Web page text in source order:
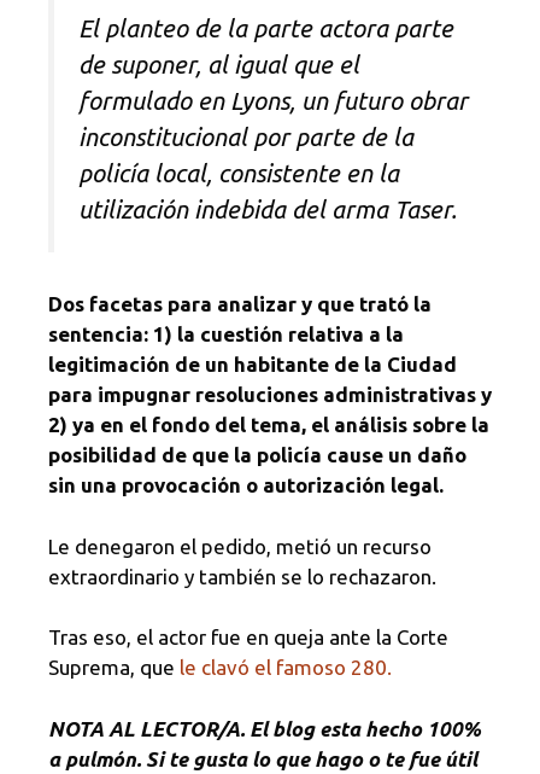
El planteo de la parte actora parte
de suponer, al igual que el
formulado en Lyons, un futuro obrar
inconstitucional por parte de la
policía local, consistente en la
utilización indebida del arma Taser.
Dos facetas para analizar y que trató la
sentencia: 1) la cuestión relativa a la
legitimación de un habitante de la Ciudad
para impugnar resoluciones administrativas y
2) ya en el fondo del tema, el análisis sobre la
posibilidad de que la policía cause un daño
sin una provocación o autorización legal.
Le denegaron el pedido, metió un recurso
extraordinario y también se lo rechazaron.
Tras eso, el actor fue en queja ante la Corte
Suprema, que le clavó el famoso 280.
NOTA AL LECTOR/A. El blog esta hecho 100%
a pulmón. Si te gusta lo que hago o te fue útil